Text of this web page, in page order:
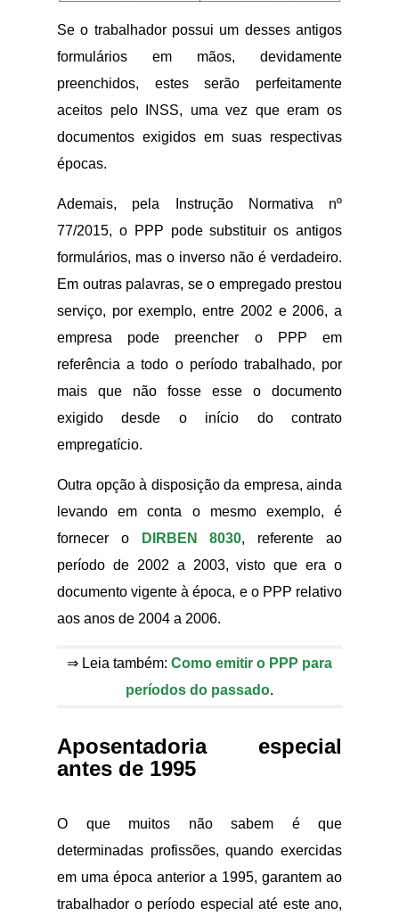
Se o trabalhador possui um desses antigos
formulários em mãos, devidamente
preenchidos, estes serão perfeitamente
aceitos pelo INSS, uma vez que eram os
documentos exigidos em suas respectivas
épocas.
Ademais, pela Instrução Normativa nº
77/2015, o PPP pode substituir os antigos
formulários, mas o inverso não é verdadeiro.
Em outras palavras, se o empregado prestou
serviço, por exemplo, entre 2002 e 2006, a
empresa pode preencher o PPP em
referência a todo o período trabalhado, por
mais que não fosse esse o documento
exigido desde o início do contrato
empregatício.
Outra opção à disposição da empresa, ainda
levando em conta o mesmo exemplo, é
fornecer o
DIRBEN 8030, referente ao
período de 2002 a 2003, visto que era o
documento vigente à época, e o PPP relativo
aos anos de 2004 a 2006.
⇒ Leia também: Como emitir o PPP para
períodos do passado.
Aposentadoria especial
antes de 1995
O que muitos não sabem é que
determinadas profissões, quando exercidas
em uma época anterior a 1995, garantem ao
trabalhador o período especial até este ano,